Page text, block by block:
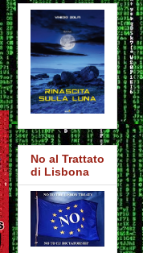
No al Trattato
di Lisbona